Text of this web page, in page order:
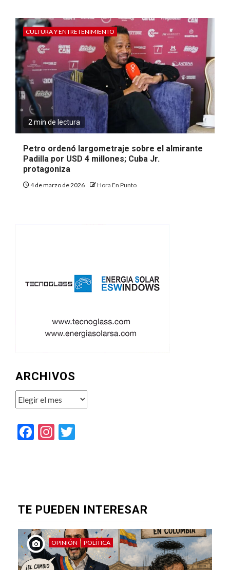
CULTURA Y ENTRETENIMIENTO
2 min de lectura
Petro ordenó largometraje sobre el almirante
Padilla por USD 4 millones; Cuba Jr.
protagoniza
4 de marzo de 2026 Hora En Punto
ARCHIVOS
Archivos
Facebook
Instagram
TE PUEDEN INTERESAR
OPINIÓN POLÍTICA